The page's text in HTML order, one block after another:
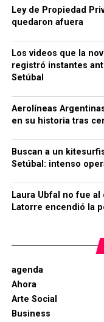
Ley de Propiedad
quedaron afuera
Los videos que la
registró instantes
Setúbal
Aerolíneas
en su historia tras
Buscan a un
Setúbal: intenso
Laura Ubfal no fue al
Latorre encendió la
agenda
Ahora
Arte Social
Business